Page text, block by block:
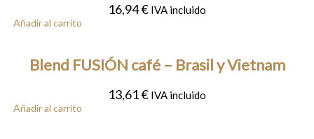
16,94€ IVA incluido
Añadir al carrito
Blend FUSIÓN café – Brasil y Vietnam
13,61€ IVA incluido
Añadir al carrito